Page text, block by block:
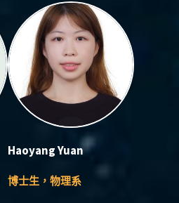
Haoyang Yuan
博士生，物理系